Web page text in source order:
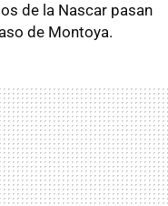
de la Nascar pasan
de Montoya.